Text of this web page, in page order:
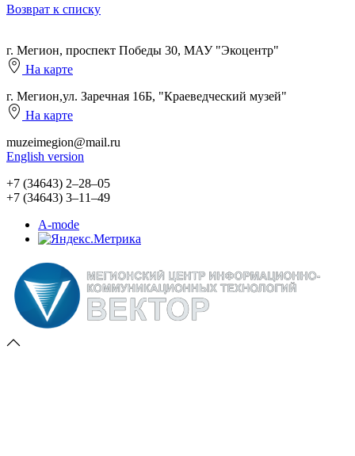
Возврат к списку
г. Мегион, проспект Победы 30, МАУ "Экоцентр"
На карте
г. Мегион,ул. Заречная 16Б, "Краеведческий музей"
На карте
muzeimegion@mail.ru
English version
+7 (34643) 2‒28‒05
+7 (34643) 3‒11‒49
A-mode